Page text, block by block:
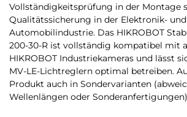
Vollständigkeitsprüfung in der Montage
Qualitätssicherung in der Elektronik- und
Automobilindustrie. Das HIKROBOT
200-30-R ist vollständig kompatibel mit
HIKROBOT Industriekameras und lässt
MV-LE-Lichtreglern optimal betreiben.
Produkt auch in Sondervarianten
Wellenlängen oder